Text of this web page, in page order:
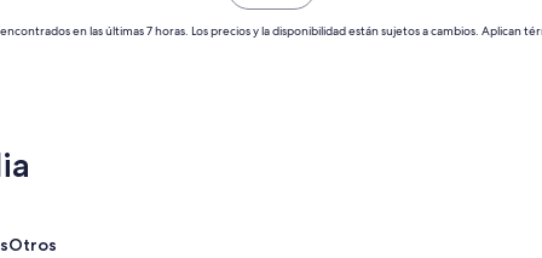
en las últimas 7 horas. Los precios y la disponibilidad están sujetos a cambios. Aplican
Otros